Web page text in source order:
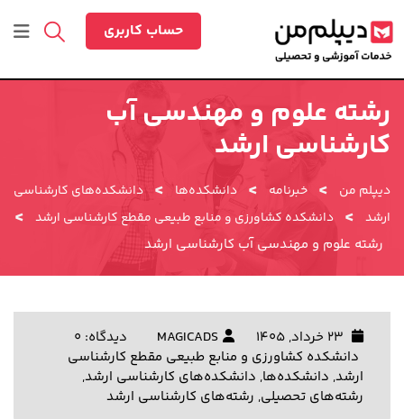
به
محتوا
حساب کاربری
رشته علوم و مهندسی آب
کارشناسی ارشد
دیپلم من > خبرنامه > دانشکده‌ها > دانشکده‌های کارشناسی
ارشد > دانشکده کشاورزی و منابع طبیعی مقطع کارشناسی ارشد >
رشته علوم و مهندسی آب کارشناسی ارشد
MAGICADS
دیدگاه: 0
دانشکده کشاورزی و منابع طبیعی مقطع کارشناسی
ارشد, دانشکده‌ها, دانشکده‌های کارشناسی ارشد,
رشته‌های تحصیلی, رشته‌های کارشناسی ارشد